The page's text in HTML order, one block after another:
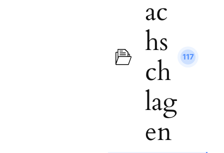
ac
hs
ch
lag
en
117